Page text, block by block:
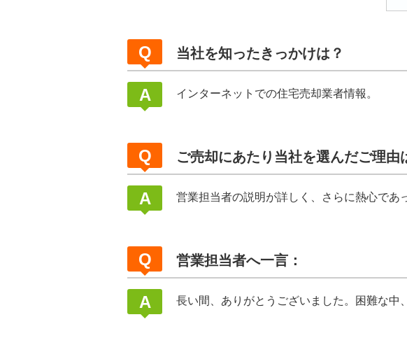
当社を知ったきっかけは？
インターネットでの住宅売却業者情報。
ご売却にあたり当社を選んだご理由
営業担当者の説明が詳しく、さらに熱心であ
営業担当者へ一言：
長い間、ありがとうございました。困難な中